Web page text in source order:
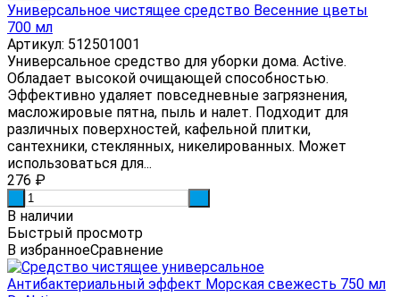
Универсальное чистящее средство Весенние цветы
700 мл
Артикул: 512501001
Универсальное средство для уборки дома. Active.
Обладает высокой очищающей способностью.
Эффективно удаляет повседневные загрязнения,
масложировые пятна, пыль и налет. Подходит для
различных поверхностей, кафельной плитки,
сантехники, стеклянных, никелированных. Может
использоваться для...
276 ₽
В наличии
Быстрый просмотр
В избранноеСравнение